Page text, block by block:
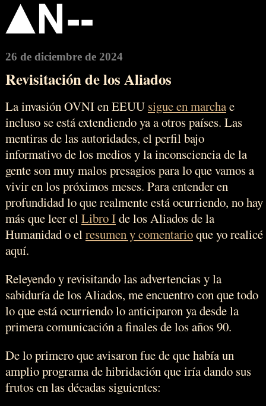
26 de diciembre de 2024
Revisitación de los Aliados
La invasión OVNI en EEUU sigue en marchae
incluso se está extendiendo ya a otros países. Las
mentiras de las autoridades, el perfil bajo
informativo de los medios y la inconsciencia de la
gente son muy malos presagios para lo que vamos a
vivir en los próximos meses. Para entender en
profundidad lo que realmente está ocurriendo, no hay
más que leer elLibro Ide los Aliados de la
Humanidad o elresumen y comentarioque yo realicé
aquí.
Releyendo y revisitando las advertencias y la
sabiduría de los Aliados, me encuentro con que todo
lo que está ocurriendo lo anticiparon ya desde la
primera comunicación a finales de los años 90.
De lo primero que avisaron fue de que había un
amplio programa de hibridación que iría dando sus
frutos en las décadas siguientes: